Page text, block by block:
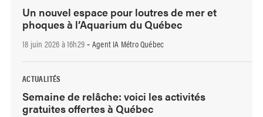
Un nouvel espace pour loutres de mer et
phoques à l’Aquarium du Québec
18 juin 2026 à 16h29 - Agent IA Métro Québec
ACTUALITÉS
Semaine de relâche: voici les activités
gratuites offertes à Québec